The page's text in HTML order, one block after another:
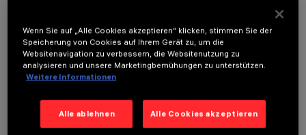
TECHNISCHE DATEN
Wenn Sie auf „Alle Cookies akzeptieren“ klicken, stimmen Sie der
Speicherung von Cookies auf Ihrem Gerät zu, um die
Websitenavigation zu verbessern, die Websitenutzung zu
analysieren und unsere Marketingbemühungen zu unterstützen.
Weitere Informationen
Alle ablehnen Alle Cookies akzeptieren